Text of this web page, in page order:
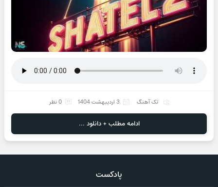
تک آهنگ 3 اردیبهشت 1404 0 نظر
ادامه مطلب + دانلود ...
پادکست